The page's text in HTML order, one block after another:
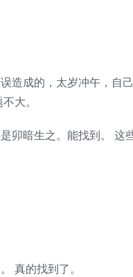
造成的，太岁冲午，自
大。
卯暗生之。能找到。 这
真的找到了。